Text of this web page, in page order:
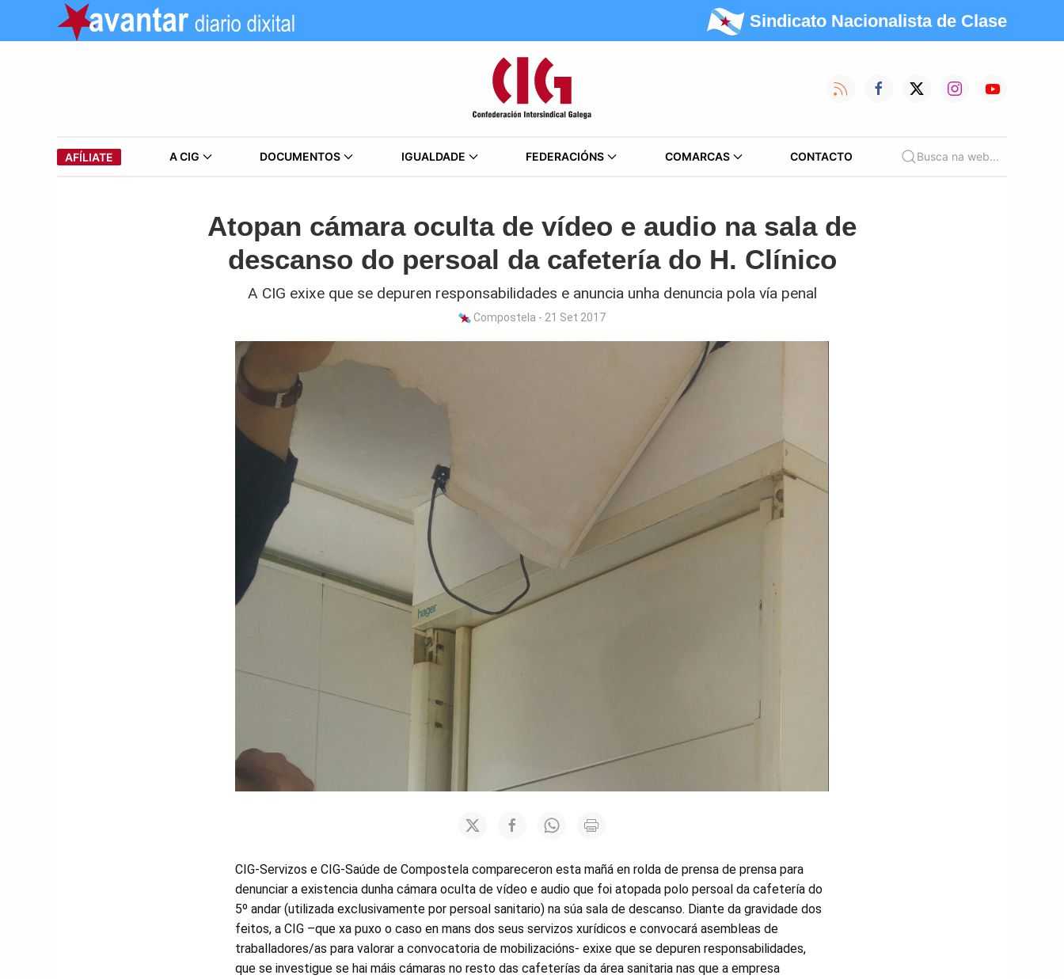
Sindicato Nacionalista de Clase
AFÍLIATE A CIG DOCUMENTOS IGUALDADE FEDERACIÓNS COMARCAS CONTACTO Busca na web...
Atopan cámara oculta de vídeo e audio na sala de
descanso do persoal da cafetería do H. Clínico
A CIG exixe que se depuren responsabilidades e anuncia unha denuncia pola vía penal
Compostela - 21 Set 2017
CIG-Servizos e CIG-Saúde de Compostela compareceron esta mañá en rolda de prensa de prensa para
denunciar a existencia dunha cámara oculta de vídeo e audio que foi atopada polo persoal da cafetería do
5º andar (utilizada exclusivamente por persoal sanitario) na súa sala de descanso. Diante da gravidade dos
feitos, a CIG –que xa puxo o caso en mans dos seus servizos xurídicos e convocará asembleas de
traballadores/as para valorar a convocatoria de mobilizacións- exixe que se depuren responsabilidades,
que se investigue se hai máis cámaras no resto das cafeterías da área sanitaria nas que a empresa